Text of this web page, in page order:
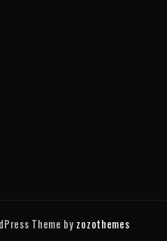
Theme by zozothemes